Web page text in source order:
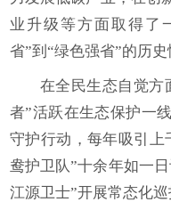
业升级等方面取得了
省”到“绿色强省”的历史
在全民生态自觉方
者”活跃在生态保护一
守护行动，每年吸引上
鸯护卫队”十余年如一
江源卫士”开展常态化